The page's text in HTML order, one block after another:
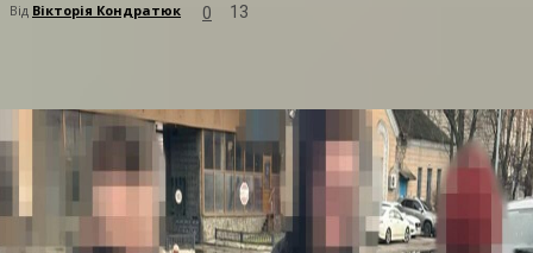
Від Вікторія Кондратюк 0 13